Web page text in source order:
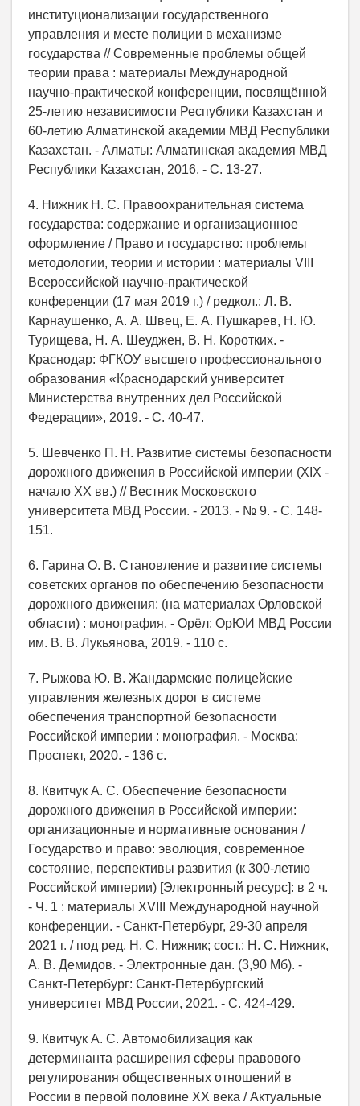
институционализации государственного
управления и месте полиции в механизме
государства // Современные проблемы общей
теории права : материалы Международной
научно-практической конференции, посвящённой
25-летию независимости Республики Казахстан и
60-летию Алматинской академии МВД Республики
Казахстан. - Алматы: Алматинская академия МВД
Республики Казахстан, 2016. - С. 13-27.
4. Нижник Н. С. Правоохранительная система
государства: содержание и организационное
оформление / Право и государство: проблемы
методологии, теории и истории : материалы VIII
Всероссийской научно-практической
конференции (17 мая 2019 г.) / редкол.: Л. В.
Карнаушенко, А. А. Швец, Е. А. Пушкарев, Н. Ю.
Турищева, Н. А. Шеуджен, В. Н. Коротких. -
Краснодар: ФГКОУ высшего профессионального
образования «Краснодарский университет
Министерства внутренних дел Российской
Федерации», 2019. - С. 40-47.
5. Шевченко П. Н. Развитие системы безопасности
дорожного движения в Российской империи (XIX -
начало XX вв.) // Вестник Московского
университета МВД России. - 2013. - № 9. - С. 148-
151.
6. Гарина О. В. Становление и развитие системы
советских органов по обеспечению безопасности
дорожного движения: (на материалах Орловской
области) : монография. - Орёл: ОрЮИ МВД России
им. В. В. Лукьянова, 2019. - 110 с.
7. Рыжова Ю. В. Жандармские полицейские
управления железных дорог в системе
обеспечения транспортной безопасности
Российской империи : монография. - Москва:
Проспект, 2020. - 136 с.
8. Квитчук А. С. Обеспечение безопасности
дорожного движения в Российской империи:
организационные и нормативные основания /
Государство и право: эволюция, современное
состояние, перспективы развития (к 300-летию
Российской империи) [Электронный ресурс]: в 2 ч.
- Ч. 1 : материалы XVIII Международной научной
конференции. - Санкт-Петербург, 29-30 апреля
2021 г. / под ред. Н. С. Нижник; сост.: Н. С. Нижник,
А. В. Демидов. - Электронные дан. (3,90 Мб). -
Санкт-Петербург: Санкт-Петербургский
университет МВД России, 2021. - С. 424-429.
9. Квитчук А. С. Автомобилизация как
детерминанта расширения сферы правового
регулирования общественных отношений в
России в первой половине XX века / Актуальные